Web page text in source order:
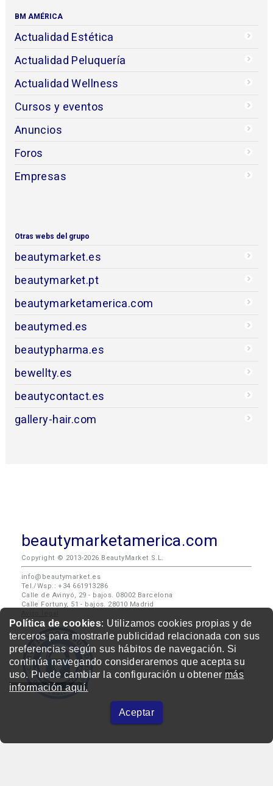
Política de cookies: Utilizamos cookies propias y de
terceros para mostrarle publicidad relacionada con sus
preferencias según sus hábitos de navegación. Si
continúa navegando consideraremos que acepta su
uso. Puede cambiar la configuración u obtener más
información aquí.
Aceptar
BM AMÉRICA
Actualidad Estética
Actualidad Peluquería
Actualidad Wellness
Cursos y eventos
Anuncios
Foros
Empresas
Otras webs del grupo
beautymarket.es
beautymarket.pt
beautymarketamerica.com
beautymed.es
beautypharma.es
bewellty.es
beautycontact.es
gallery-hair.com
beautymarketamerica.com
Copyright © 2013-2026 BeautyMarket S.L.
info@beautymarket.es
Tel./Wsp.: +34 661913286
Calle de Avinyó, 29 - bajos. 08002 Barcelona
Calle Fortuny, 51 - bajos. 28010 Madrid